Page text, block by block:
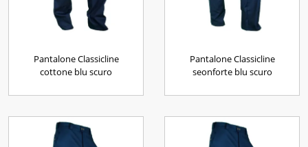
Pantalone Classicline
cottone blu scuro
Pantalone Classicline
seonforte blu scuro